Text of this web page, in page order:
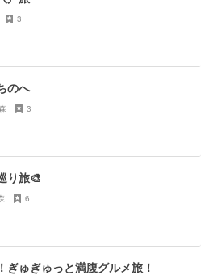
3
のへ
3
り旅🎨
6
ぎゅぎゅっと満腹グルメ旅！